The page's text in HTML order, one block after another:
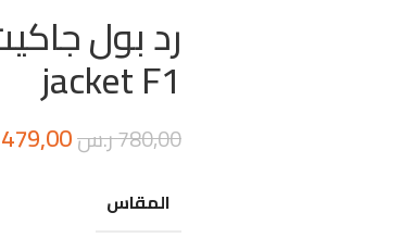
jacket F1
780,00ر.س479,00
المقاس